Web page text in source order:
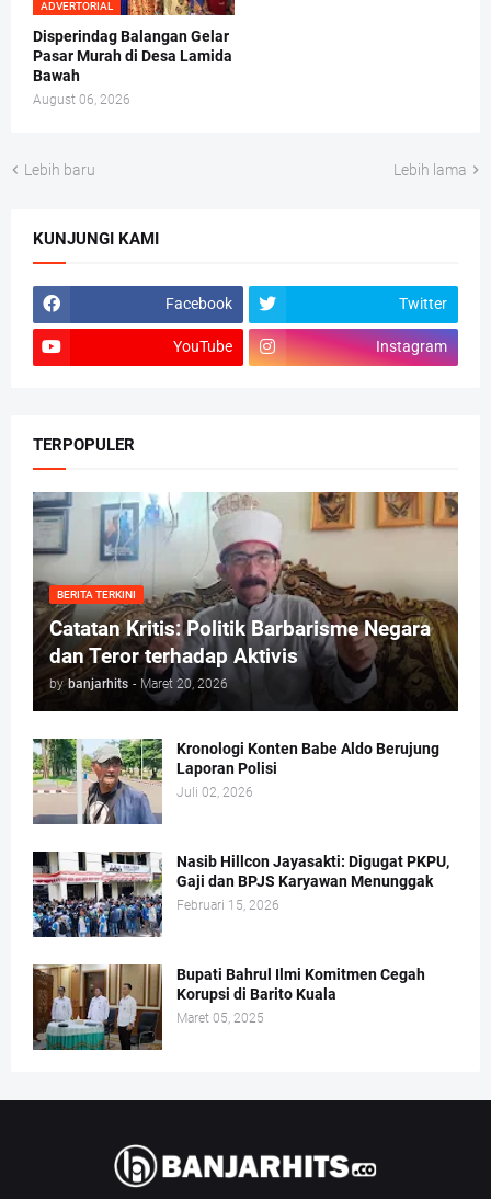
ADVERTORIAL
Disperindag Balangan Gelar
Pasar Murah di Desa Lamida
Bawah
August 06, 2026
Lebih baru Lebih lama
KUNJUNGI KAMI
Facebook Twitter
YouTube Instagram
TERPOPULER
BERITA TERKINI
Catatan Kritis: Politik Barbarisme Negara
dan Teror terhadap Aktivis
by banjarhits - Maret 20, 2026
Kronologi Konten Babe Aldo Berujung
Laporan Polisi
Juli 02, 2026
Nasib Hillcon Jayasakti: Digugat PKPU,
Gaji dan BPJS Karyawan Menunggak
Februari 15, 2026
Bupati Bahrul Ilmi Komitmen Cegah
Korupsi di Barito Kuala
Maret 05, 2025